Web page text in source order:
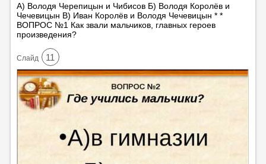
А) Володя Черепицын и Чибисов Б) Володя Королёв и
Чечевицын В) Иван Королёв и Володя Чечевицын * *
ВОПРОС №1 Как звали мальчиков, главных героев
произведения?
Cлайд 11